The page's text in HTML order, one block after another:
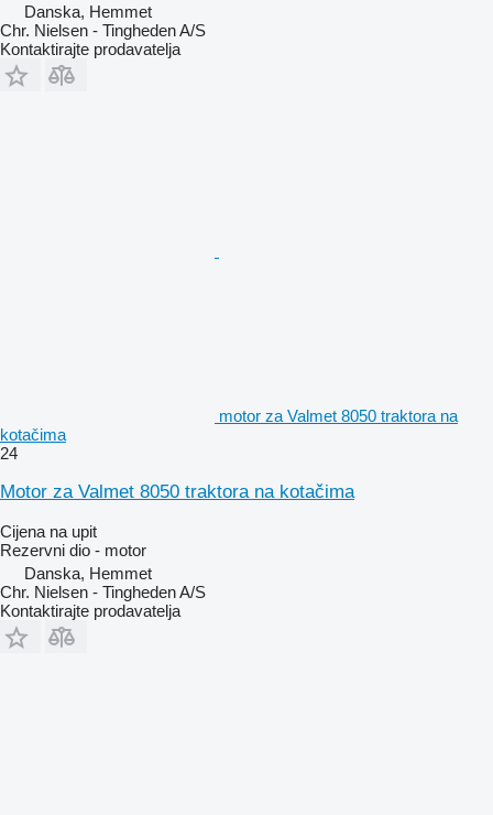
Danska, Hemmet
Chr. Nielsen - Tingheden A/S
Kontaktirajte prodavatelja
motor za Valmet 8050 traktora na
kotačima
24
Motor za Valmet 8050 traktora na kotačima
Cijena na upit
Rezervni dio - motor
Danska, Hemmet
Chr. Nielsen - Tingheden A/S
Kontaktirajte prodavatelja